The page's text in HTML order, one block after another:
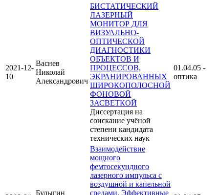
2021-12-
10
Васнев
Николай
Александрович
БИСТАТИЧЕСКИЙ
ЛАЗЕРНЫЙ
МОНИТОР ДЛЯ
ВИЗУАЛЬНО-
ОПТИЧЕСКОЙ
ДИАГНОСТИКИ
ОБЪЕКТОВ И
ПРОЦЕССОВ,
ЭКРАНИРОВАННЫХ
ШИРОКОПОЛОСНОЙ
ФОНОВОЙ
ЗАСВЕТКОЙ
Диссертация на
соискание учёной
степени кандидата
технических наук
01.04.05 -
оптика
Булыгин
Взаимодействие
мощного
фемтосекундного
лазерного импульса с
воздушной и капельной
средами. Эффективные